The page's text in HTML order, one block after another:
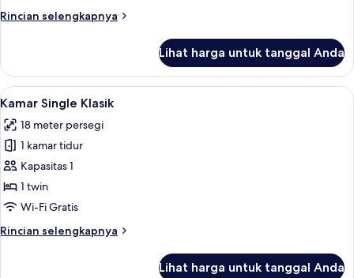
Rincian selengkapnya
Rincian
Kamar
Double
Klasik
Lihat harga untuk tanggal Anda
Lihat
semua
foto
untuk
Kamar
Single
Klasik
Seprai antialergi, selimut bulu angsa,
6
Kamar Single Klasik
18 meter persegi
1 kamar tidur
Kapasitas 1
1 twin
Wi-Fi Gratis
Rincian selengkapnya
Rincian
Lihat harga untuk tanggal Anda